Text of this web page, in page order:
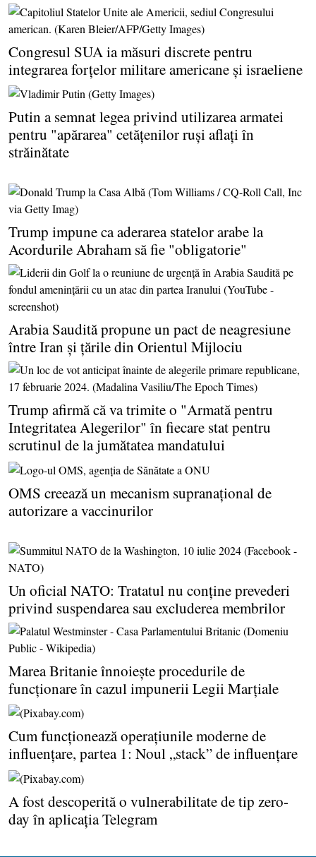
Congresul SUA ia măsuri discrete pentru
integrarea forţelor militare americane şi israeliene
Putin a semnat legea privind utilizarea armatei
pentru "apărarea" cetăţenilor ruşi aflaţi în
străinătate
Trump impune ca aderarea statelor arabe la
Acordurile Abraham să fie "obligatorie"
Arabia Saudită propune un pact de neagresiune
între Iran şi ţările din Orientul Mijlociu
Trump afirmă că va trimite o "Armată pentru
Integritatea Alegerilor" în fiecare stat pentru
scrutinul de la jumătatea mandatului
OMS creează un mecanism supranaţional de
autorizare a vaccinurilor
Un oficial NATO: Tratatul nu conţine prevederi
privind suspendarea sau excluderea membrilor
Marea Britanie înnoieşte procedurile de
funcţionare în cazul impunerii Legii Marţiale
Cum funcţionează operaţiunile moderne de
influenţare, partea 1: Noul „stack” de influenţare
A fost descoperită o vulnerabilitate de tip zero-
day în aplicaţia Telegram